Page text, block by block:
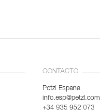
CONTACTO
Petzl Espana
info.esp@petzl.com
+34 935 952 073